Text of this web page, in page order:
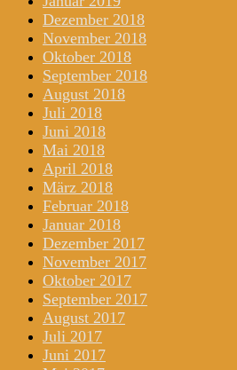
Dezember 2018
November 2018
Oktober 2018
September 2018
August 2018
Juli 2018
Juni 2018
Mai 2018
April 2018
März 2018
Februar 2018
Januar 2018
Dezember 2017
November 2017
Oktober 2017
September 2017
August 2017
Juli 2017
Juni 2017